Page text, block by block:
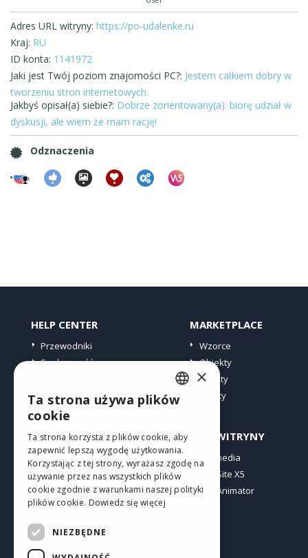
Adres URL witryny: https://po-udalenke.ru
Kraj: RU
ID konta: 1141972
Jaki jest Twój poziom znajomości PC?: Jestem całkiem dobry w
tworzeniu stron internetowych.
Jakbyś opisał(a) siebie?: Dobrze zorientowany(a): biorę udział w
dyskusji, ale wiem że mam rację!
Odznaczenia
HELP CENTER
Przewodniki
Społeczność
MARKETPLACE
Wzorce
Obiekty
Punkty
Oferty
PROFIL
Moje wpisy
Moje licencje
Pobieranie
Web hosting
INNE WITRYNY
Incomedia
WebSite X5
WebAnimator
ENGLISH
GERMAN
SPANISH
PORTUGUESE
×
Ta strona używa plików
cookie
Ta strona korzysta z plików cookie, aby
zapewnić lepszą wygodę użytkowania.
Korzystając z tej strony, wyrażasz zgodę na
używanie przez nas wszystkich plików
cookie zgodnie z warunkami naszej polityki
plików cookie. Dowiedz się więcej
NIEZBĘDNE